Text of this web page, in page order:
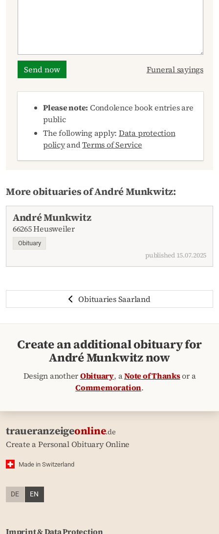
Send now Funeral sayings
Please note: Condolence book entries are
public
The following apply: Data protection
policyandTerms of Service
More obituaries of André Munkwitz:
André Munkwitz
66265 Heusweiler
Obituary
published 15.07.2025
Obituaries Saarland
Create an additional obituary for
André Munkwitz now
Design anotherObituary, aNote of Thanksor a
Commemoration.
traueranzeigeonline.de
Create a Personal Obituary Online
Made in Switzerland
DE EN
Imprint & Data Protection